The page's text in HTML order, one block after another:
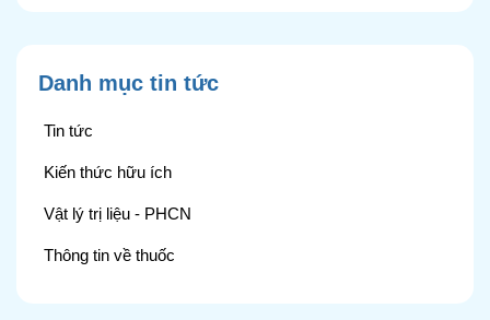
Danh mục tin tức
Tin tức
Kiến thức hữu ích
Vật lý trị liệu - PHCN
Thông tin về thuốc